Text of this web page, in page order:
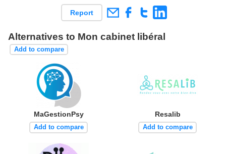
Report
Alternatives to Mon cabinet libéral
Add to compare
MaGestionPsy
Add to compare
Resalib
Add to compare